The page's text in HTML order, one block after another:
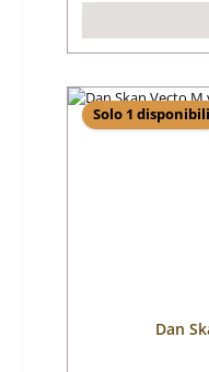
Solo 1 disponibili
Dan